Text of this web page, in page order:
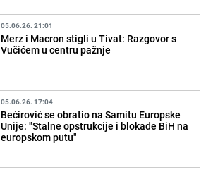
05.06.26. 21:01
Merz i Macron stigli u Tivat: Razgovor s
Vučićem u centru pažnje
05.06.26. 17:04
Bećirović se obratio na Samitu Europske
Unije: "Stalne opstrukcije i blokade BiH na
europskom putu"